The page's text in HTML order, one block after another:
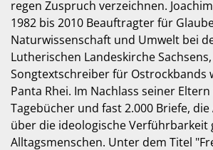
regen Zuspruch verzeichnen.
1982 bis 2010 Beauftragter für
Naturwissenschaft und Umwelt bei
Lutherischen Landeskirche
Songtextschreiber für Ostrockbands
Panta Rhei. Im Nachlass seiner
Tagebücher und fast 2.000 Briefe,
über die ideologische Verführbarkeit
Alltagsmenschen. Unter dem Titel